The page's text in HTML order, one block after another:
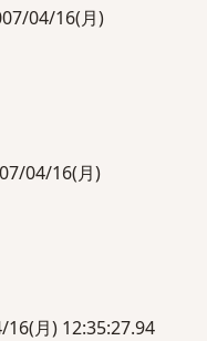
04/16(月)
04/16(月)
月) 12:35:27.94